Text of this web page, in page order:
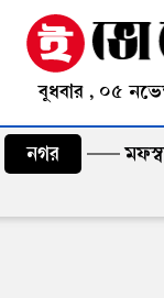
বুধবার , ০৫
নগর